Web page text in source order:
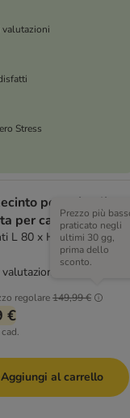
Stress
per animali
per cani e cuccioli
L 80 x H 77 cm
regolare149,99 €
Prezzo più
praticato negli
ultimi 30 gg,
prima dello
sconto.
€
Aggiungi al carrello